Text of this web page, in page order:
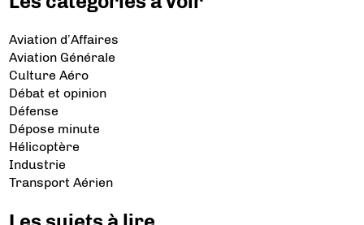
Aviation d’Affaires
Aviation Générale
Culture Aéro
Débat et opinion
Défense
Dépose minute
Hélicoptère
Industrie
Transport Aérien